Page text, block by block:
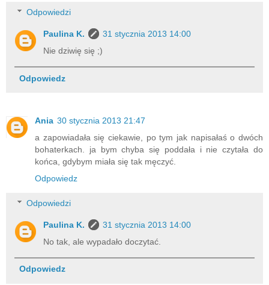
Odpowiedzi
Paulina K.
31 stycznia 2013 14:00
Nie dziwię się ;)
Odpowiedz
Ania 30 stycznia 2013 21:47
a zapowiadała się ciekawie, po tym jak napisałaś o dwóch
bohaterkach. ja bym chyba się poddała i nie czytała do
końca, gdybym miała się tak męczyć.
Odpowiedz
Odpowiedzi
Paulina K.
31 stycznia 2013 14:00
No tak, ale wypadało doczytać.
Odpowiedz